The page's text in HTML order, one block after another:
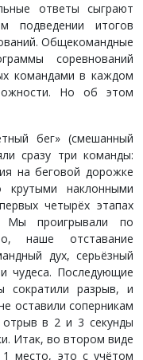
ответы сыграют
подведении итогов
Общекомандные
соревнований
командами в каждом
Но об этом
бег» (смешанный
сразу три команды:
на беговой дорожке
крутыми наклонными
четырёх этапах
Мы проигрывали по
наше отставание
дух, серьёзный
чудеса. Последующие
сократили разрыв, и
оставили соперникам
в 2 и 3 секунды
Итак, во втором виде
место, это с учётом